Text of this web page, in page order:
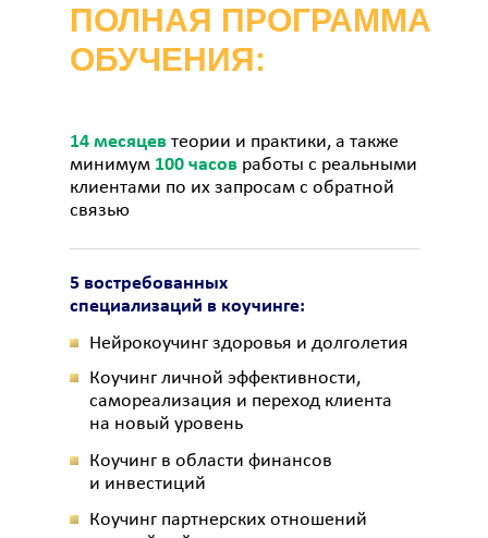
ПОЛНАЯ ПРОГРАММА
ОБУЧЕНИЯ:
14 месяцев теории и практики, а также
минимум 100 часов работы с реальными
клиентами по их запросам с обратной
связью
5 востребованных
специализаций в коучинге:
Нейрокоучинг здоровья и долголетия
Коучинг в области финансов
и инвестиций
Коучинг партнерских отношений
Коучинг личной эффективности,
самореализация и переход клиента
на новый уровень